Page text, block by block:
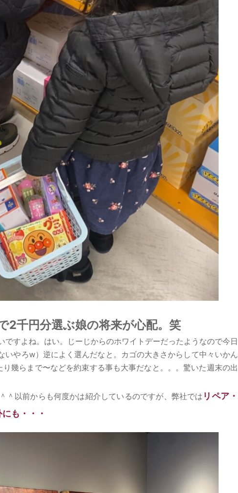
2千円分選ぶ娘の将来が心配。笑
ですよね。はい。じーじからのホワイトデーだったようなので今日
やろw）逆によく選んだなと。カゴの大きさからして中々いかん
幾らまで〜などを約束する事も大事だなと。。。驚いた週末の出
＾以前からも何度かは紹介しているのですが、弊社では リペア・
も・・・